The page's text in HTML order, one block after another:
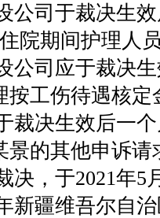
公司于裁决生
院期间护理人
公司应于裁决
按工伤待遇核
裁决生效后一
景的其他申诉请
决，于2021年5
新疆维吾尔自